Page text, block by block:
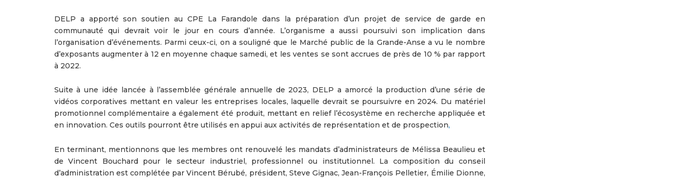
DELP a apporté son soutien au CPE La Farandole dans la préparation d’un projet de service de garde en
communauté qui devrait voir le jour en cours d’année. L’organisme a aussi poursuivi son implication dans
l’organisation d’événements. Parmi ceux-ci, on a souligné que le Marché public de la Grande-Anse a vu le nombre
d’exposants augmenter à 12 en moyenne chaque samedi, et les ventes se sont accrues de près de 10 % par rapport
à 2022.
Suite à une idée lancée à l’assemblée générale annuelle de 2023, DELP a amorcé la production d’une série de
vidéos corporatives mettant en valeur les entreprises locales, laquelle devrait se poursuivre en 2024. Du matériel
promotionnel complémentaire a également été produit, mettant en relief l’écosystème en recherche appliquée et
en innovation. Ces outils pourront être utilisés en appui aux activités de représentation et de prospection,
En terminant, mentionnons que les membres ont renouvelé les mandats d’administrateurs de Mélissa Beaulieu et
de Vincent Bouchard pour le secteur industriel, professionnel ou institutionnel. La composition du conseil
d’administration est complétée par Vincent Bérubé, président, Steve Gignac, Jean-François Pelletier, Émilie Dionne,